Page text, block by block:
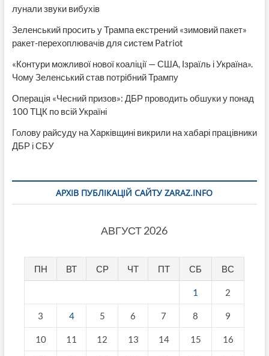
лунали звуки вибухів
Зеленський просить у Трампа екстрений «зимовий пакет»
ракет-перехоплювачів для систем Patriot
«Контури можливої нової коаліції — США, Ізраїль і Україна».
Чому Зеленський став потрібний Трампу
Операція «Чесний призов»: ДБР проводить обшуки у понад
100 ТЦК по всій Україні
Голову райсуду на Харківщині викрили на хабарі працівники
ДБР і СБУ
АРХІВ ПУБЛІКАЦІЙ САЙТУ ZARAZ.INFO
АВГУСТ 2026
ПН ВТ СР ЧТ ПТ СБ ВС
1 2
3 4 5 6 7 8 9
10 11 12 13 14 15 16